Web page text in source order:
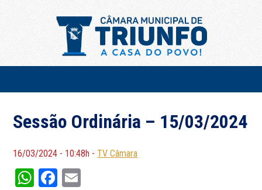
Sessão Ordinária – 15/03/2024
16/03/2024 - 10:48h -TV Câmara
WhatsApp
Facebook